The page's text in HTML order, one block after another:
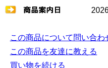
この商品について問い合わ
この商品を友達に教える
買い物を続ける